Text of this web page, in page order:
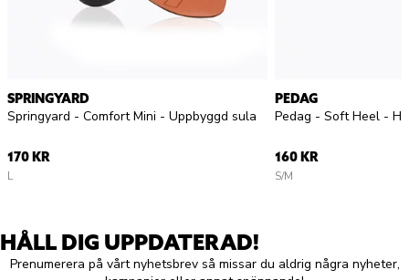
SPRINGYARD
Springyard - Comfort Mini - Uppbyggd sula
170 KR
L
PEDAG
Pedag - Soft Heel -
160 KR
S/M
HÅLL DIG UPPDATERAD!
Prenumerera på vårt nyhetsbrev så missar du aldrig några nyheter,